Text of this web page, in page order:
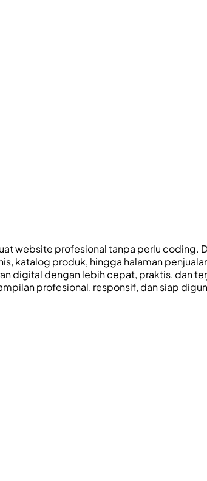
website profesional tanpa perlu coding.
katalog produk, hingga halaman
digital dengan lebih cepat, praktis, dan
profesional, responsif, dan siap